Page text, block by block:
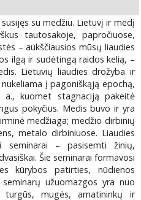
su medžiu. Lietuvį ir medį
tautosakoje, papročiuose,
– aukščiausios mūsų liaudies
ilgą ir sudėtingą raidos kelią, –
Lietuvių liaudies drožyba ir
į pagoniškąją epochą,
kuomet stagnaciją pakeitė
pokyčius. Medis buvo ir yra
medžiaga; medžio dirbinių
metalo dirbiniuose. Liaudies
seminarai – pasisemti žinių,
Šie seminarai formavosi
kūrybos patirties, nūdienos
užuomazgos yra nuo
mugės, amatininkų ir